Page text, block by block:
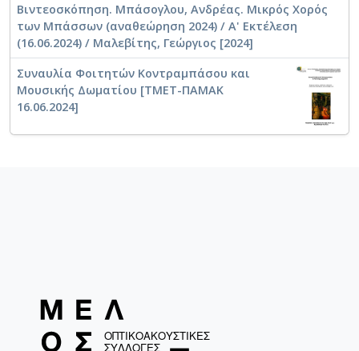
Βιντεοσκόπηση. Μπάσογλου, Ανδρέας. Μικρός Χορός
των Μπάσσων (αναθεώρηση 2024) / Α' Εκτέλεση
(16.06.2024) / Μαλεβίτης, Γεώργιος [2024]
Συναυλία Φοιτητών Κοντραμπάσου και
Μουσικής Δωματίου [ΤΜΕΤ-ΠΑΜΑΚ
16.06.2024]